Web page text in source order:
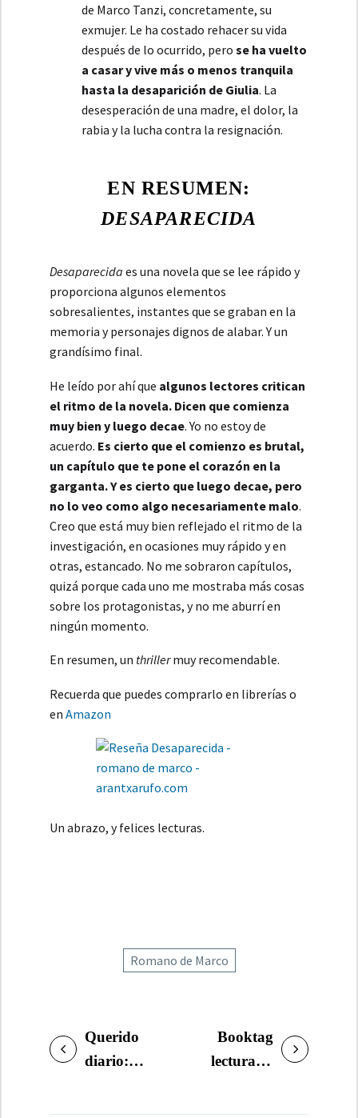
de Marco Tanzi, concretamente, su
exmujer. Le ha costado rehacer su vida
después de lo ocurrido, pero se ha vuelto
a casar y vive más o menos tranquila
hasta la desaparición de Giulia. La
desesperación de una madre, el dolor, la
rabia y la lucha contra la resignación.
EN RESUMEN:
DESAPARECIDA
Desaparecida es una novela que se lee rápido y
proporciona algunos elementos
sobresalientes, instantes que se graban en la
memoria y personajes dignos de alabar. Y un
grandísimo final.
He leído por ahí que algunos lectores critican
el ritmo de la novela. Dicen que comienza
muy bien y luego decae. Yo no estoy de
acuerdo. Es cierto que el comienzo es brutal,
un capítulo que te pone el corazón en la
garganta. Y es cierto que luego decae, pero
no lo veo como algo necesariamente malo.
Creo que está muy bien reflejado el ritmo de la
investigación, en ocasiones muy rápido y en
otras, estancado. No me sobraron capítulos,
quizá porque cada uno me mostraba más cosas
sobre los protagonistas, y no me aburrí en
ningún momento.
En resumen, un thrillermuy recomendable.
Recuerda que puedes comprarlo en librerías o
en Amazon
Un abrazo, y felices lecturas.
Romano de Marco
NAVEGACIÓN
DE
Querido
diario:
Booktag
lecturas y